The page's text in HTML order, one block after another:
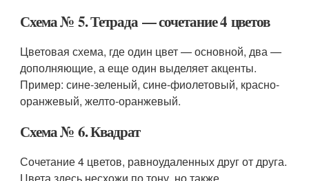
Схема № 5. Тетрада — сочетание 4 цветов
Цветовая схема, где один цвет — основной, два —
дополняющие, а еще один выделяет акценты.
Пример: сине-зеленый, сине-фиолетовый, красно-
оранжевый, желто-оранжевый.
Схема № 6. Квадрат
Сочетание 4 цветов, равноудаленных друг от друга.